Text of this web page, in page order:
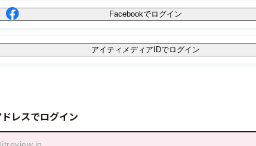
Facebookでログイン
アイティメディアIDでログイン
レスでログイン